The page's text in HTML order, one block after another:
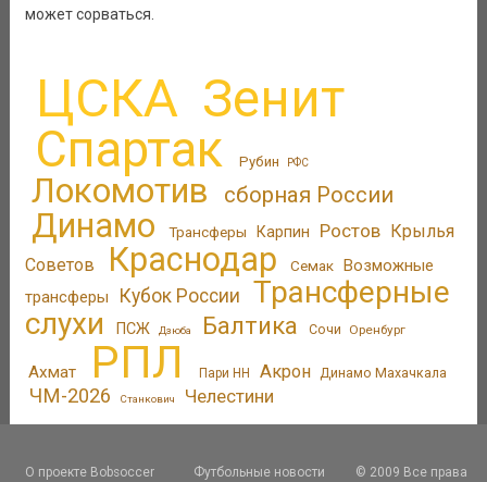
может сорваться.
ЦСКА Зенит
Спартак Рубин РФС
Локомотив сборная России
Динамо Трансферы Карпин Ростов Крылья
Советов
Краснодар Семак Возможные
трансферы
Кубок России
Трансферные
слухи
ПСЖ Дзюба Балтика Сочи Оренбург
Ахмат РПЛ Пари НН Акрон Динамо Махачкала
ЧМ-2026 Станкович Челестини
О проекте Bobsoccer
Футбольные новости
© 2009 Все права